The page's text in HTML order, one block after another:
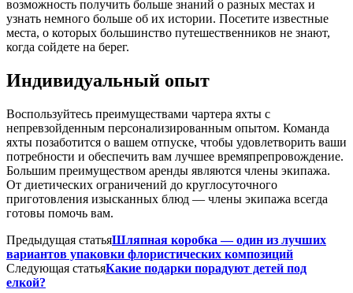
возможность получить больше знаний о разных местах и ​​
узнать немного больше об их истории. Посетите известные
места, о которых большинство путешественников не знают,
когда сойдете на берег.
Индивидуальный опыт
Воспользуйтесь преимуществами чартера яхты с
непревзойденным персонализированным опытом. Команда
яхты позаботится о вашем отпуске, чтобы удовлетворить ваши
потребности и обеспечить вам лучшее времяпрепровождение.
Большим преимуществом аренды являются члены экипажа.
От диетических ограничений до круглосуточного
приготовления изысканных блюд — члены экипажа всегда
готовы помочь вам.
Предыдущая статьяШляпная коробка — один из лучших
вариантов упаковки флористических композиций
Следующая статьяКакие подарки порадуют детей под
елкой?